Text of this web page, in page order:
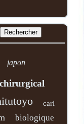
japon
chirurgical
carl
biologique